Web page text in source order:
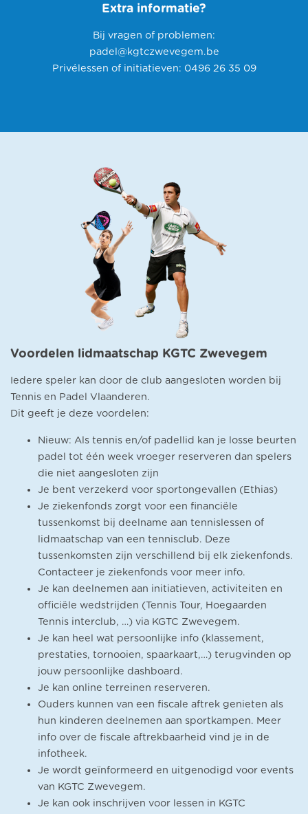
Extra informatie?
Bij vragen of problemen:
padel@kgtczwevegem.be
Privélessen of initiatieven: 0496 26 35 09
Voordelen lidmaatschap KGTC Zwevegem
Iedere speler kan door de club aangesloten worden bij
Tennis en Padel Vlaanderen.
Dit geeft je deze voordelen:
Nieuw: Als tennis en/of padellid kan je losse beurten
padel tot één week vroeger reserveren dan spelers
die niet aangesloten zijn
Je bent verzekerd voor sportongevallen (Ethias)
Je ziekenfonds zorgt voor een financiële
tussenkomst bij deelname aan tennislessen of
lidmaatschap van een tennisclub. Deze
tussenkomsten zijn verschillend bij elk ziekenfonds.
Contacteer je ziekenfonds voor meer info.
Je kan deelnemen aan initiatieven, activiteiten en
officiële wedstrijden (Tennis Tour, Hoegaarden
Tennis interclub, …) via KGTC Zwevegem.
Je kan heel wat persoonlijke info (klassement,
prestaties, tornooien, spaarkaart,…) terugvinden op
jouw persoonlijke dashboard.
Je kan online terreinen reserveren.
Ouders kunnen van een fiscale aftrek genieten als
hun kinderen deelnemen aan sportkampen. Meer
info over de fiscale aftrekbaarheid vind je in de
infotheek.
Je wordt geïnformeerd en uitgenodigd voor events
van KGTC Zwevegem.
Je kan ook inschrijven voor lessen in KGTC